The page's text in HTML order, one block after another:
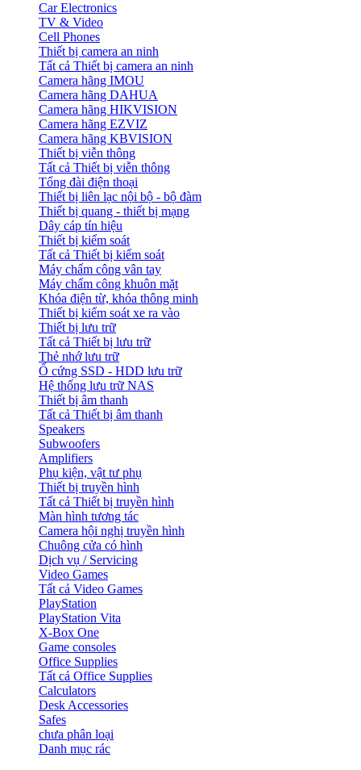
Car Electronics
TV & Video
Cell Phones
Thiết bị camera an ninh
Tất cả Thiết bị camera an ninh
Camera hãng IMOU
Camera hãng DAHUA
Camera hãng HIKVISION
Camera hãng EZVIZ
Camera hãng KBVISION
Thiết bị viễn thông
Tất cả Thiết bị viễn thông
Tổng đài điện thoại
Thiết bị liên lạc nội bộ - bộ đàm
Thiết bị quang - thiết bị mạng
Dây cáp tín hiệu
Thiết bị kiểm soát
Tất cả Thiết bị kiểm soát
Máy chấm công vân tay
Máy chấm công khuôn mặt
Khóa điện từ, khóa thông minh
Thiết bị kiểm soát xe ra vào
Thiết bị lưu trữ
Tất cả Thiết bị lưu trữ
Thẻ nhớ lưu trữ
Ổ cứng SSD - HDD lưu trữ
Hệ thống lưu trữ NAS
Thiết bị âm thanh
Tất cả Thiết bị âm thanh
Speakers
Subwoofers
Amplifiers
Phụ kiện, vật tư phụ
Thiết bị truyền hình
Tất cả Thiết bị truyền hình
Màn hình tương tác
Camera hội nghị truyền hình
Chuông cửa có hình
Dịch vụ / Servicing
Video Games
Tất cả Video Games
PlayStation
PlayStation Vita
X-Box One
Game consoles
Office Supplies
Tất cả Office Supplies
Calculators
Desk Accessories
Safes
chưa phân loại
Danh mục rác